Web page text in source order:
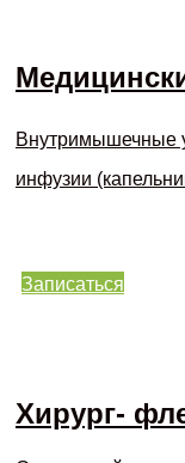
Внутримышечные
инфузии
Записаться
Хирург-